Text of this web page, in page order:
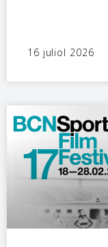
16 juliol 2026